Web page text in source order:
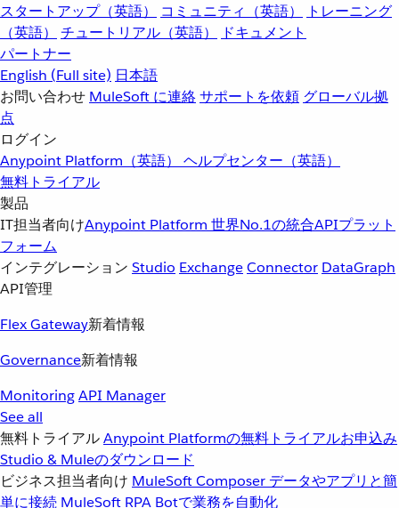
スタートアップ（英語）
コミュニティ（英語）
トレーニング
（英語）
チュートリアル（英語）
ドキュメント
パートナー
English (Full site) 日本語
お問い合わせ MuleSoft に連絡サポートを依頼 グローバル拠
点
ログイン
Anypoint Platform（英語） ヘルプセンター（英語）
無料トライアル
製品
IT担当者向けAnypoint Platform 世界No.1の統合APIプラット
フォーム
インテグレーション Studio ExchangeConnector DataGraph
API管理
Flex Gateway新着情報
Governance新着情報
MonitoringAPI Manager
See all
無料トライアルAnypoint Platformの無料トライアルお申込み
Studio & Muleのダウンロード
ビジネス担当者向け MuleSoft Composer データやアプリと簡
単に接続 MuleSoft RPA Botで業務を自動化